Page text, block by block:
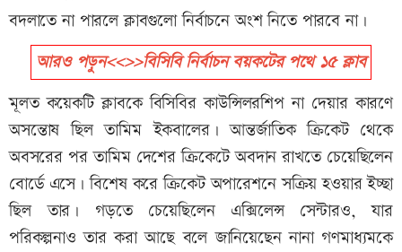
বদলাতে না পারলে ক্লাবগুলো নির্বাচনে অংশ নিতে পারবে না।
আরও পড়ুন<<>>বিসিবি নির্বাচন বয়কটের পথে ১৫ ক্লাব
মূলত কয়েকটি ক্লাবকে বিসিবির কাউন্সিলরশিপ না দেয়ার কারণে
অসন্তোষ ছিল তামিম ইকবালের। আন্তর্জাতিক ক্রিকেট থেকে
অবসরের পর তামিম দেশের ক্রিকেটে অবদান রাখতে চেয়েছিলেন
বোর্ডে এসে। বিশেষ করে ক্রিকেট অপারেশনে সক্রিয় হওয়ার ইচ্ছা
ছিল তার। গড়তে চেয়েছিলেন এক্সিলেন্স সেন্টারও, যার
পরিকল্পনাও তার করা আছে বলে জানিয়েছেন নানা গণমাধ্যমকে